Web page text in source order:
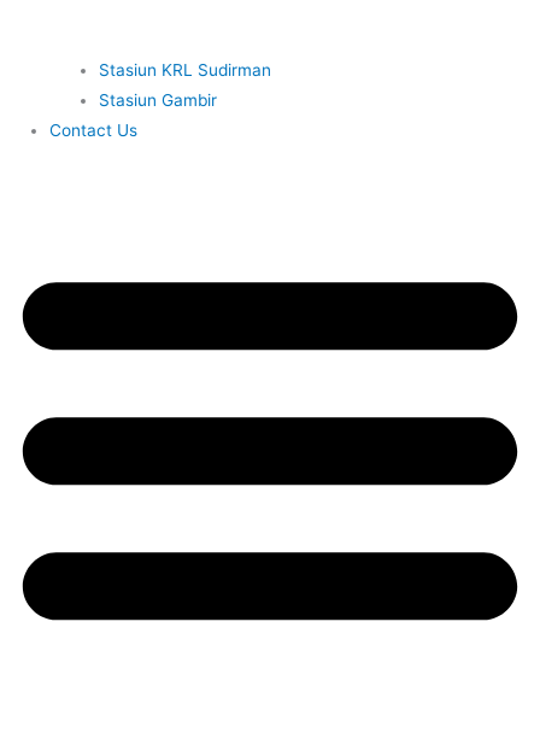
Stasiun KRL Sudirman
Stasiun Gambir
Contact Us